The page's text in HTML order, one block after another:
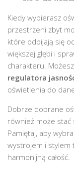
Kiedy wybierasz
przestrzeni zbyt
które odbijają się
większej głębi i
charakteru.
regulatora
oświetlenia do
Dobrze dobrane
również może stać
Pamiętaj, aby
wystrojem i stylem
harmonijną całość.